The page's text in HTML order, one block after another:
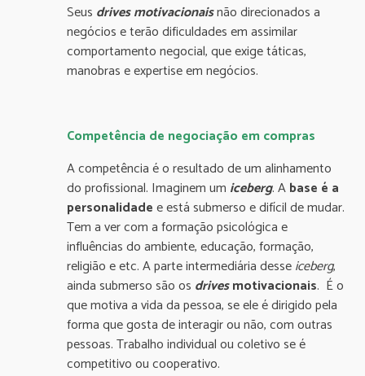
Seus drives motivacionaisnão direcionados a
negócios e terão dificuldades em assimilar
comportamento negocial, que exige táticas,
manobras e expertise em negócios.
Competência de negociação em compras
A competência é o resultado de um alinhamento
do profissional. Imaginem um iceberg. Abase é a
personalidadee está submerso e difícil de mudar.
Tem a ver com a formação psicológica e
influências do ambiente, educação, formação,
religião e etc. A parte intermediária desseiceberg,
ainda submerso são os drivesmotivacionais. É o
que motiva a vida da pessoa, se ele é dirigido pela
forma que gosta de interagir ou não, com outras
pessoas. Trabalho individual ou coletivo se é
competitivo ou cooperativo.